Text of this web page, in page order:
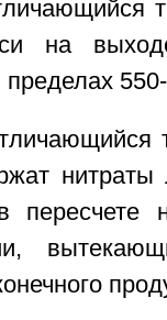
на